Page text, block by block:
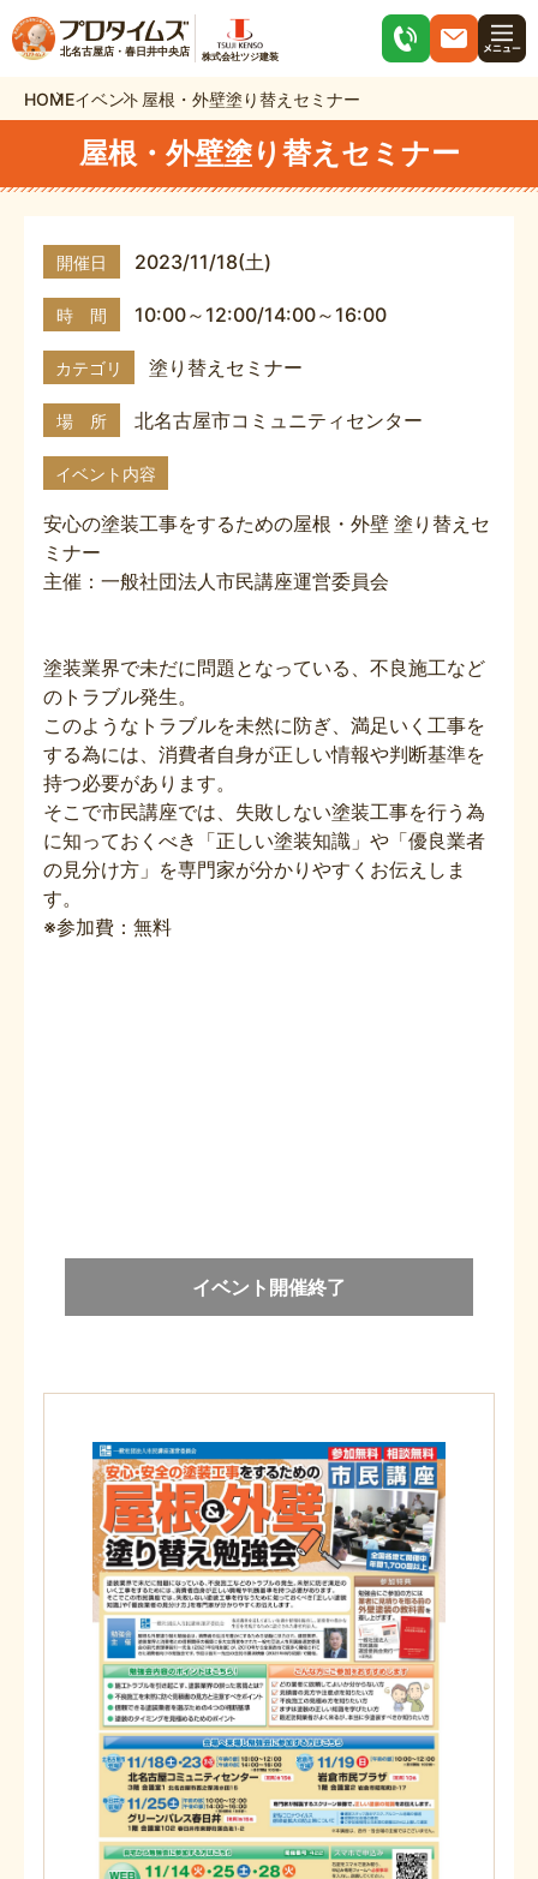
北名古屋店・春日井中央店 株式会社ツジ建装
HOMEイベント 屋根・外壁塗り替えセミナー
屋根・外壁塗り替えセミナー
開催日 2023/11/18(土)
時 間 10:00～12:00/14:00～16:00
カテゴリ 塗り替えセミナー
場 所 北名古屋市コミュニティセンター
イベント内容
安心の塗装工事をするための屋根・外壁 塗り替えセ
ミナー
主催：一般社団法人市民講座運営委員会
塗装業界で未だに問題となっている、不良施工など
のトラブル発生。
このようなトラブルを未然に防ぎ、満足いく工事を
する為には、消費者自身が正しい情報や判断基準を
持つ必要があります。
そこで市民講座では、失敗しない塗装工事を行う為
に知っておくべき「正しい塗装知識」や「優良業者
の見分け方」を専門家が分かりやすくお伝えしま
す。
※参加費：無料
イベント開催終了